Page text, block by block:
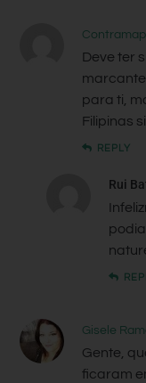
Deve ter
para ti,
Filipinas
REPLY
Rui
Gisele
Gente,
ficaram